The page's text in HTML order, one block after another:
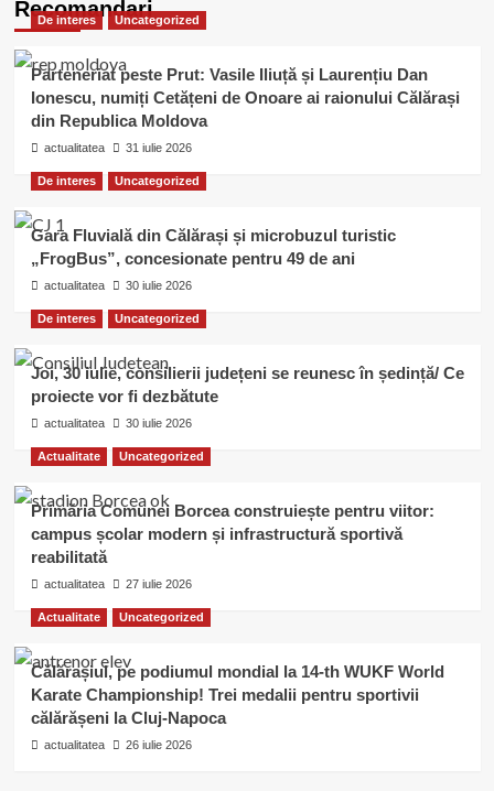
an
Călăraşi”
Recomandari
De interes Uncategorized
Parteneriat peste Prut: Vasile Iliuță și Laurențiu Dan
Ionescu, numiți Cetățeni de Onoare ai raionului Călărași
din Republica Moldova
actualitatea 31 iulie 2026
De interes Uncategorized
Gara Fluvială din Călărași și microbuzul turistic
„FrogBus”, concesionate pentru 49 de ani
actualitatea 30 iulie 2026
De interes Uncategorized
Joi, 30 iulie, consilierii județeni se reunesc în ședință/ Ce
proiecte vor fi dezbătute
actualitatea 30 iulie 2026
Actualitate Uncategorized
Primăria Comunei Borcea construiește pentru viitor:
campus școlar modern și infrastructură sportivă
reabilitată
actualitatea 27 iulie 2026
Actualitate Uncategorized
Călărașiul, pe podiumul mondial la 14-th WUKF World
Karate Championship! Trei medalii pentru sportivii
călărășeni la Cluj-Napoca
actualitatea 26 iulie 2026